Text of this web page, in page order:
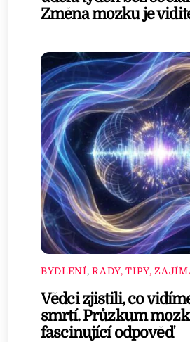
Změna mozku je
BYDLENÍ,RADY, TIPY,
Vědci zjistili, co
smrtí. Průzkum
fascinující odpověď